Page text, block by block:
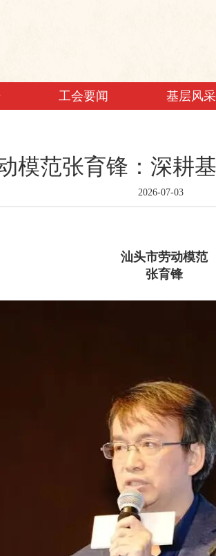
工会要闻 基层风采
模范张育锋：深耕
2026-07-03
汕头市劳动模范
张育锋